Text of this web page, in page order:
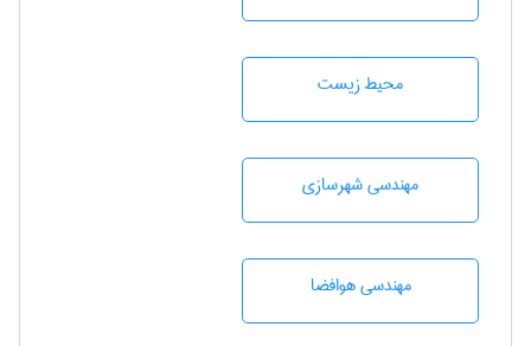
محيط زيست
مهندسی شهرسازی
مهندسی هوافضا